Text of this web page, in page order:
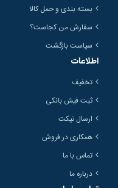
بسته بندی و حمل کالا
سفارش من کجاست؟
سیاست بازگشت
اطلاعات
تخفیف
ثبت فیش بانکی
ارسال تیکت
همکاری در فروش
تماس با ما
درباره ما